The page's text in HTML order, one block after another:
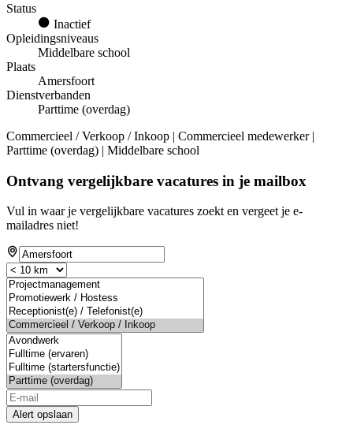
Status
Inactief
Opleidingsniveaus
Middelbare school
Plaats
Amersfoort
Dienstverbanden
Parttime (overdag)
Commercieel / Verkoop / Inkoop | Commercieel medewerker |
Parttime (overdag) | Middelbare school
Ontvang vergelijkbare vacatures in je mailbox
Vul in waar je vergelijkbare vacatures zoekt en vergeet je e-
mailadres niet!
Alert opslaan